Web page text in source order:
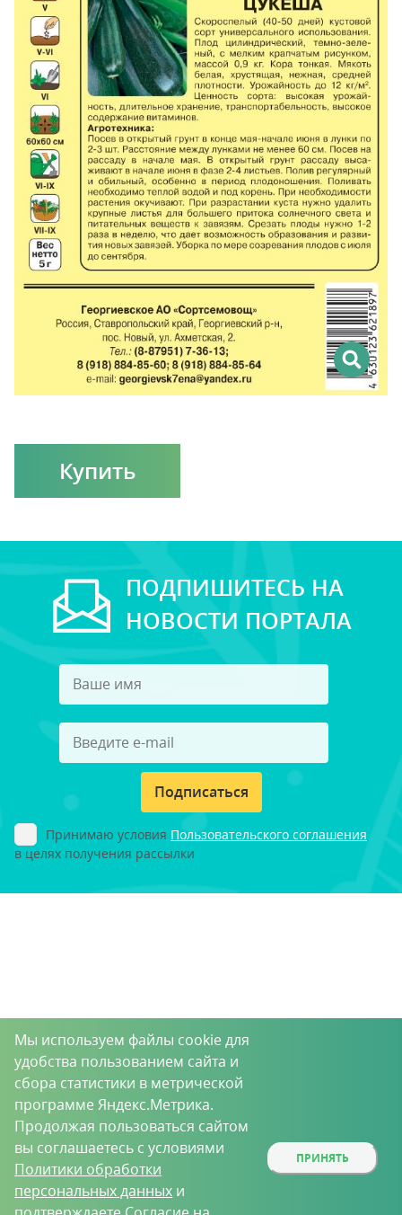
Купить
ПОДПИШИТЕСЬ НА
НОВОСТИ ПОРТАЛА
Подписаться
Принимаю условия Пользовательского соглашения
в целях получения рассылки
Мы используем файлы cookie для
удобства пользованием сайта и
сбора статистики в метрической
программе Яндекс.Метрика.
Продолжая пользоваться сайтом
вы соглашаетесь с условиями
Политики обработки
персональных данных и
ПРИНЯТЬ